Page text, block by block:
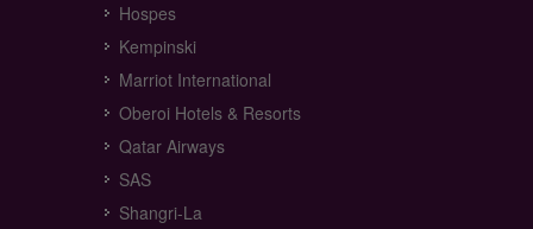
Hospes
Kempinski
Marriot International
Oberoi Hotels & Resorts
Qatar Airways
SAS
Shangri-La